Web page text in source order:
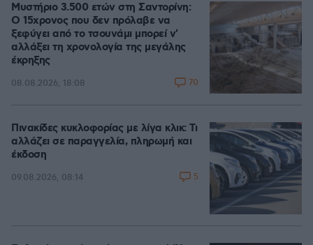
Μυστήριο 3.500 ετών στη Σαντορίνη:
Ο 15χρονος που δεν πρόλαβε να
ξεφύγει από το τσουνάμι μπορεί ν'
αλλάξει τη χρονολογία της μεγάλης
έκρηξης
08.08.2026, 18:08 70
Πινακίδες κυκλοφορίας με λίγα κλικ: Τι
αλλάζει σε παραγγελία, πληρωμή και
έκδοση
09.08.2026, 08:14 5